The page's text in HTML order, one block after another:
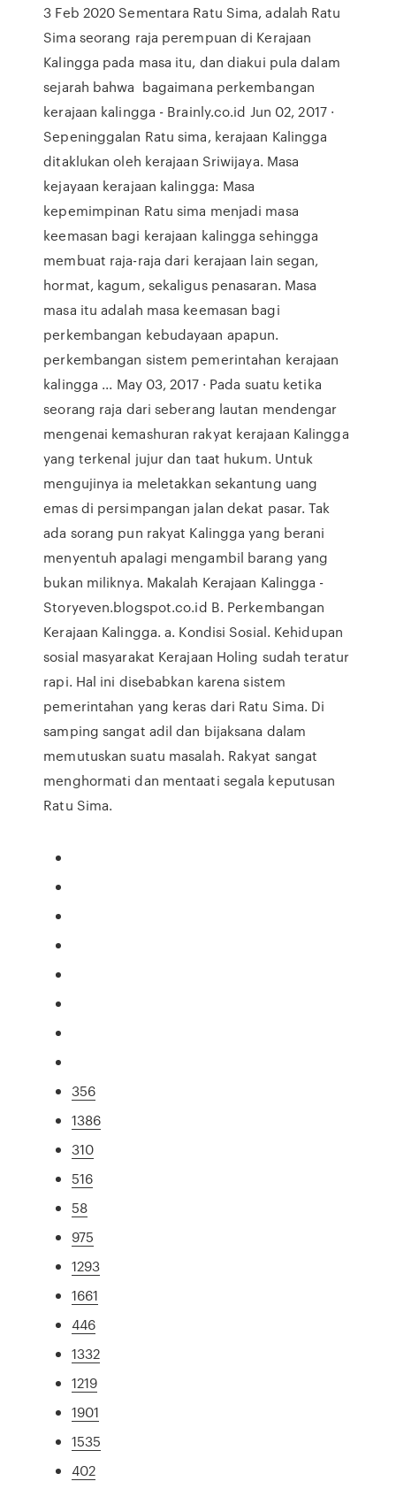
3 Feb 2020 Sementara Ratu Sima, adalah Ratu
Sima seorang raja perempuan di Kerajaan
Kalingga pada masa itu, dan diakui pula dalam
sejarah bahwa bagaimana perkembangan
kerajaan kalingga - Brainly.co.id Jun 02, 2017 ·
Sepeninggalan Ratu sima, kerajaan Kalingga
ditaklukan oleh kerajaan Sriwijaya. Masa
kejayaan kerajaan kalingga: Masa
kepemimpinan Ratu sima menjadi masa
keemasan bagi kerajaan kalingga sehingga
membuat raja-raja dari kerajaan lain segan,
hormat, kagum, sekaligus penasaran. Masa
masa itu adalah masa keemasan bagi
perkembangan kebudayaan apapun.
perkembangan sistem pemerintahan kerajaan
kalingga ... May 03, 2017 · Pada suatu ketika
seorang raja dari seberang lautan mendengar
mengenai kemashuran rakyat kerajaan Kalingga
yang terkenal jujur dan taat hukum. Untuk
mengujinya ia meletakkan sekantung uang
emas di persimpangan jalan dekat pasar. Tak
ada sorang pun rakyat Kalingga yang berani
menyentuh apalagi mengambil barang yang
bukan miliknya. Makalah Kerajaan Kalingga -
Storyeven.blogspot.co.id B. Perkembangan
Kerajaan Kalingga. a. Kondisi Sosial. Kehidupan
sosial masyarakat Kerajaan Holing sudah teratur
rapi. Hal ini disebabkan karena sistem
pemerintahan yang keras dari Ratu Sima. Di
samping sangat adil dan bijaksana dalam
memutuskan suatu masalah. Rakyat sangat
menghormati dan mentaati segala keputusan
Ratu Sima.
356
1386
310
516
58
975
1293
1661
446
1332
1219
1901
1535
402